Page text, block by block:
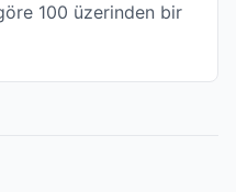
100 üzerinden bir